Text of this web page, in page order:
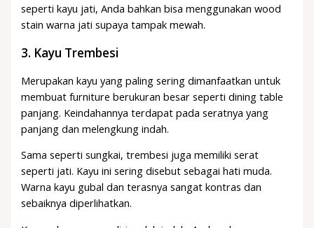
seperti kayu jati, Anda bahkan bisa menggunakan wood
stain warna jati supaya tampak mewah.
3. Kayu Trembesi
Merupakan kayu yang paling sering dimanfaatkan untuk
membuat furniture berukuran besar seperti dining table
panjang. Keindahannya terdapat pada seratnya yang
panjang dan melengkung indah.
Sama seperti sungkai, trembesi juga memiliki serat
seperti jati. Kayu ini sering disebut sebagai hati muda.
Warna kayu gubal dan terasnya sangat kontras dan
sebaiknya diperlihatkan.